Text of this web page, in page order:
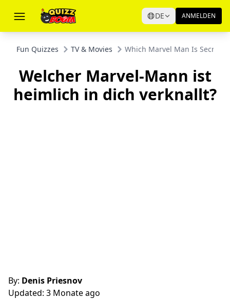
DE ANMELDEN
Fun Quizzes TV & Movies Which Marvel Man Is Secretly
Welcher Marvel-Mann ist
heimlich in dich verknallt?
By: Denis Priesnov
Updated: 3 Monate ago